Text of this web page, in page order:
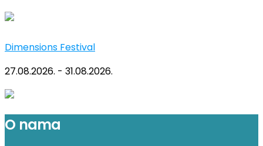
Dimensions Festival
27.08.2026. - 31.08.2026.
O nama